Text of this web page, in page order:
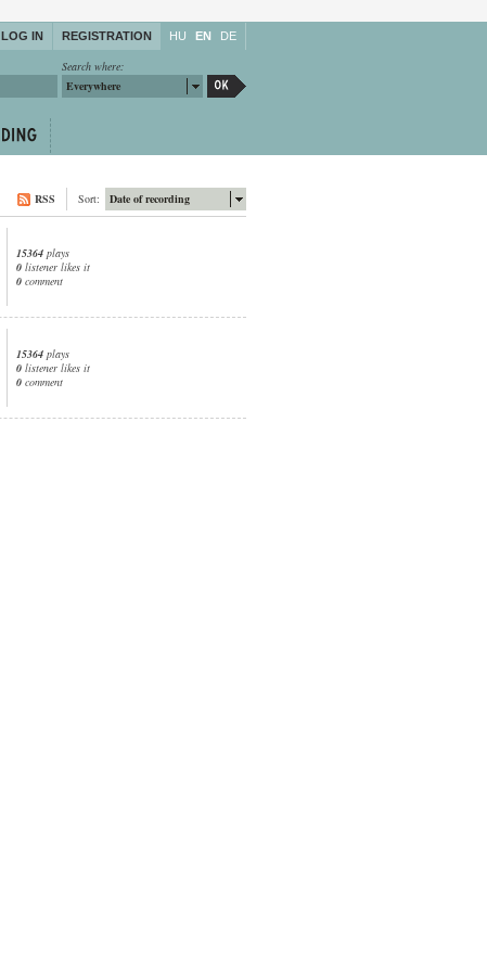
LOG IN REGISTRATION HU EN DE
Search where:
Everywhere
Date of recording
Sort:
RSS
15364 plays
0 listener likes it
0 comment
15364 plays
0 listener likes it
0 comment